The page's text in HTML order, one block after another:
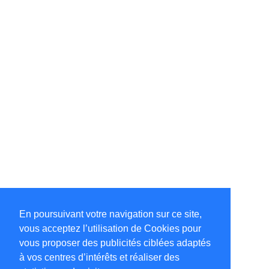
En poursuivant votre navigation sur ce site,
vous acceptez l’utilisation de Cookies pour
vous proposer des publicités ciblées adaptés
à vos centres d’intérêts et réaliser des